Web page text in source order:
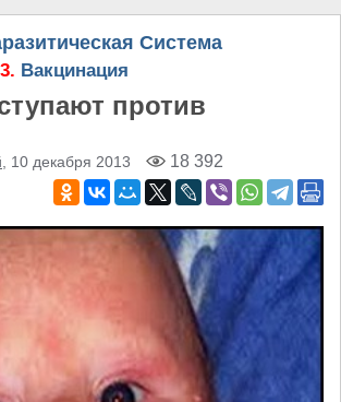
Система
Вакцинация
против
, 10 декабря 2013 18 392